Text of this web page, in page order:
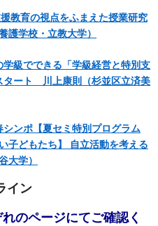
教育の視点をふまえた授業研究
学校・立教大学）
級でできる「学級経営と特別支
タート 川上康則（杉並区立済美
ンポ【夏セミ特別プログラム
子どもたち】 自立活動を考える
大学）
イン
のページにてご確認く